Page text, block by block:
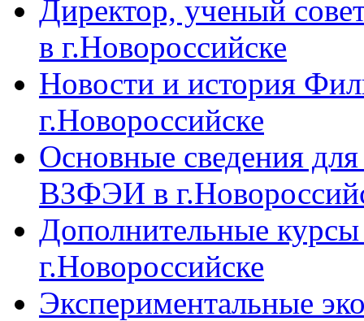
Директор, ученый
в г.Новороссийске
Новости и история
г.Новороссийске
Основные сведения
ВЗФЭИ в
Дополнительные
г.Новороссийске
Экспериментальные